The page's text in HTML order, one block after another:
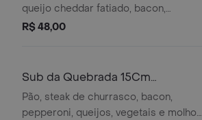
queijo cheddar fatiado, bacon,
pepperoni, alface e maionese
gerando falcões.
R$ 48,00
Sub da Quebrada 15Cm
Customizado
Pão, steak de churrasco, bacon,
pepperoni, queijos, vegetais e molhos